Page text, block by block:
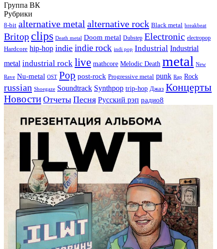
Группа ВК
Рубрики
8-bit alternative metal alternative rock Black metal breakbeat
Britop clips Death metal Doom metal Dubstep Electronic electropop
Hardcore hip-hop indie indie rock indi pop Industrial Industrial
metal industrial rock live mathcore Melodic Death metal New
Rave Nu-metal OST Pop post-rock Progressive metal punk Rap Rock
russian Shoegaze Soundtrack Synthpop trip-hop Джаз Концерты
Новости Отчеты Песня Русский рэп радио8